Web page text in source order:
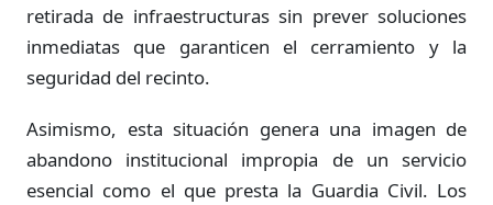
retirada de infraestructuras sin prever soluciones
inmediatas que garanticen el cerramiento y la
seguridad del recinto.
Asimismo, esta situación genera una imagen de
abandono institucional impropia de un servicio
esencial como el que presta la Guardia Civil. Los